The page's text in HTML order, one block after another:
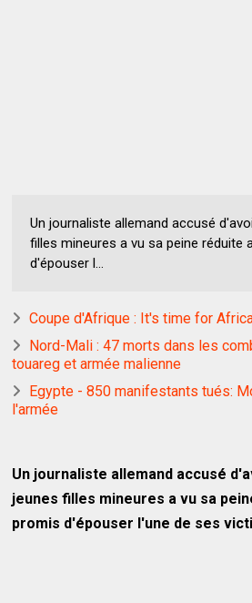
Un journaliste allemand accusé
filles mineures a vu sa peine réduite
d'épouser l...
Coupe d'Afrique : It's time for
Nord-Mali : 47 morts dans les
touareg et armée malienne
Egypte - 850 manifestants tués:
l'armée
Un journaliste allemand accusé
jeunes filles mineures a vu sa
promis d'épouser l'une de ses